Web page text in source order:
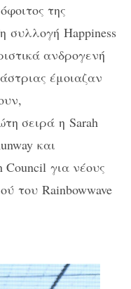
της
συλλογή Happiness
ανδρογενή
έμοιαζαν
σειρά η Sarah
και
Council για νέους
του Rainbowwave